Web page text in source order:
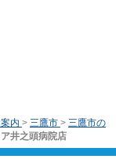
内 > 三鷹市 > 三鷹市の
井之頭病院店